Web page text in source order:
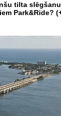
tilta
Park&Ride?